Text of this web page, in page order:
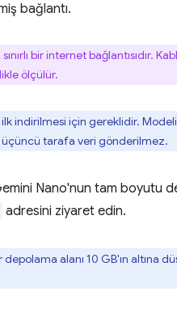
bağlantı.
bir internet bağlantısıdır.
ölçülür.
indirilmesi için gereklidir.
üçüncü tarafa veri gönderilmez.
Nano'nun tam boyutu
adresini ziyaret edin.
alanı 10 GB'ın altına